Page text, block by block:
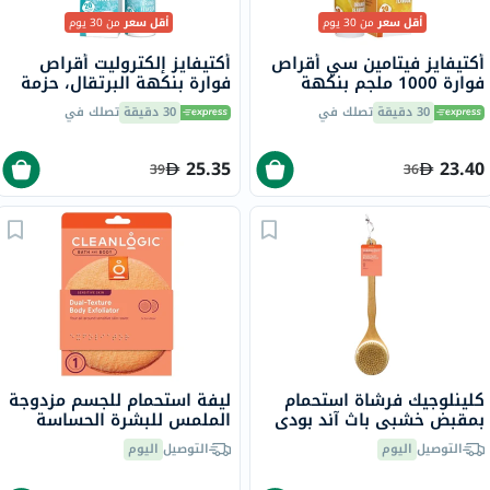
أقل سعرمن 30 يوم
أكتيفايز فيتامين سي أقراص
فوارة 1000 ملجم بنكهة
البرتقال حزمة من 20
30 دقيقة تصلك في
23.40
36
أقل سعرمن 30 يوم
أكتيفايز إلكتروليت أقراص
فوارة بنكهة البرتقال، حزمة
من 20 30 دقيقة تصلك في
25.35
39
كلينلوجيك فرشاة استحمام
بمقبض خشبي باث آند بودي
CL-1التوصيل اليوم
ليفة استحمام للجسم مزدوجة
الملمس للبشرة الحساسة
كلينلوجيك CL-02583-48
التوصيل اليوم